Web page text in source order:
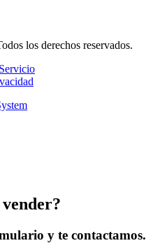
los derechos reservados.
y te contactamos.